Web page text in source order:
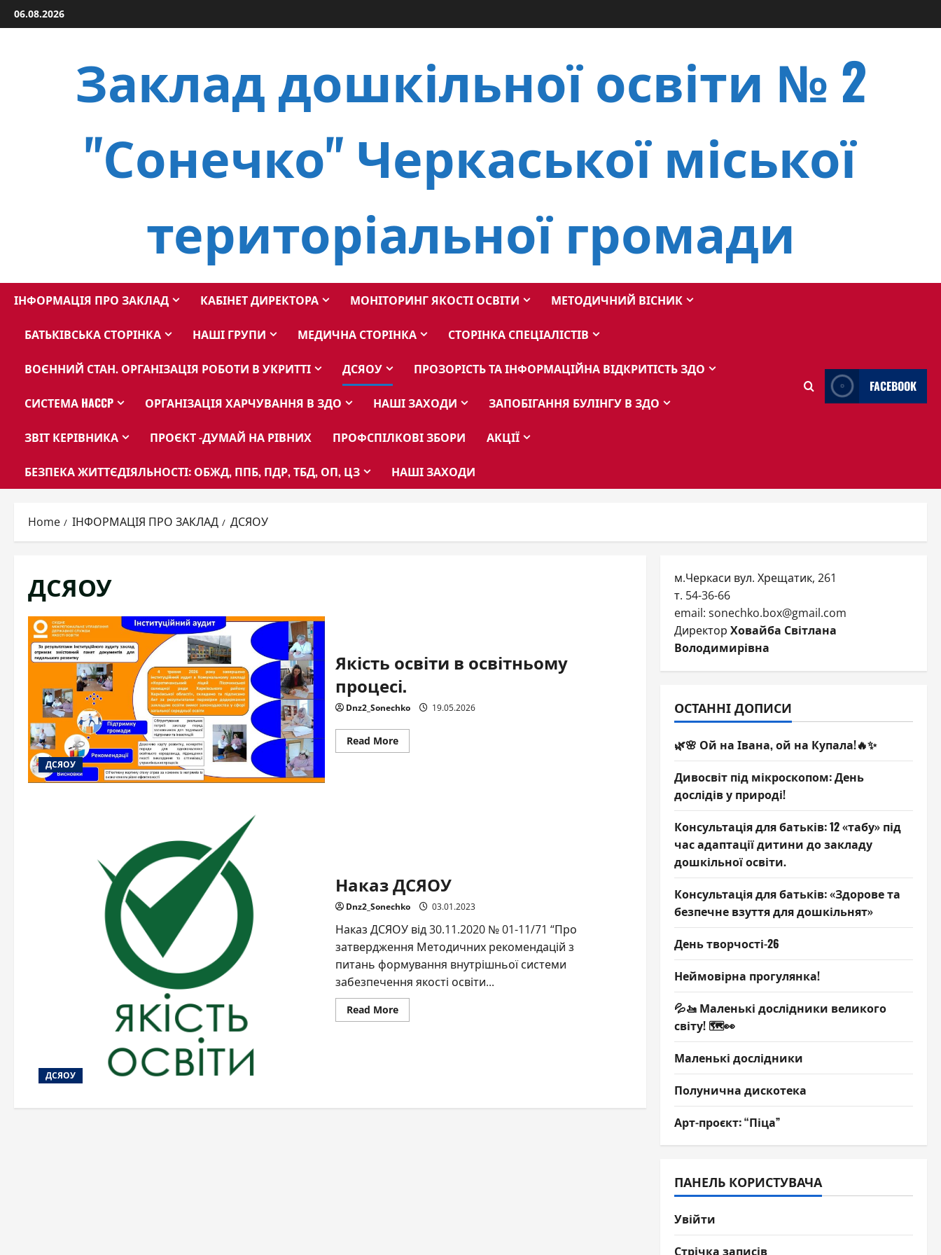
Skip
to
06.08.2026
Заклад дошкільної освіти № 2
"Сонечко" Черкаської міської
територіальної громади
ІНФОРМАЦІЯ ПРО ЗАКЛАД КАБІНЕТ ДИРЕКТОРА МОНІТОРИНГ ЯКОСТІ ОСВІТИ МЕТОДИЧНИЙ ВІСНИК
БАТЬКІВСЬКА СТОРІНКА НАШІ ГРУПИ МЕДИЧНА СТОРІНКА СТОРІНКА СПЕЦІАЛІСТІВ
ВОЄННИЙ СТАН. ОРГАНІЗАЦІЯ РОБОТИ В УКРИТТІ ДСЯОУ ПРОЗОРІСТЬ ТА ІНФОРМАЦІЙНА ВІДКРИТІСТЬ ЗДО
СИСТЕМА HACCP ОРГАНІЗАЦІЯ ХАРЧУВАННЯ В ЗДО НАШІ ЗАХОДИ ЗАПОБІГАННЯ БУЛІНГУ В ЗДО
ЗВІТ КЕРІВНИКА ПРОЄКТ -ДУМАЙ НА РІВНИХ ПРОФСПІЛКОВІ ЗБОРИ АКЦІЇ
БЕЗПЕКА ЖИТТЄДІЯЛЬНОСТІ: ОБЖД, ППБ, ПДР, ТБД, ОП, ЦЗ НАШІ ЗАХОДИ
FACEBOOK
Home ІНФОРМАЦІЯ ПРО ЗАКЛАД ДСЯОУ
ДСЯОУ
ДСЯОУ
Якість освіти в освітньому
процесі.
Dnz2_Sonechko 19.05.2026
Read MoreRead
more
ДСЯОУ
Наказ ДСЯОУ
Dnz2_Sonechko 03.01.2023
Наказ ДСЯОУ від 30.11.2020 № 01-11/71 “Про
затвердження Методичних рекомендацій з
питань формування внутрішньої системи
забезпечення якості освіти...
Read MoreRead
more
м.Черкаси вул. Хрещатик, 261
т. 54-36-66
email: sonechko.box@gmail.com
Директор Ховайба Світлана
Володимирівна
ОСТАННІ ДОПИСИ
🌿🌸 Ой на Івана, ой на Купала!🔥✨
Дивосвіт під мікроскопом: День
дослідів у природі!
Консультація для батьків: 12 «табу» під
час адаптації дитини до закладу
дошкільної освіти.
Консультація для батьків: «Здорове та
безпечне взуття для дошкільнят»
День творчості-26
Неймовірна прогулянка!
💦🚤 Маленькі дослідники великого
світу! 🗺️👀
Маленькі дослідники
Полунична дискотека
Арт-проєкт: “Піца”
ПАНЕЛЬ КОРИСТУВАЧА
Увійти
Стрічка записів